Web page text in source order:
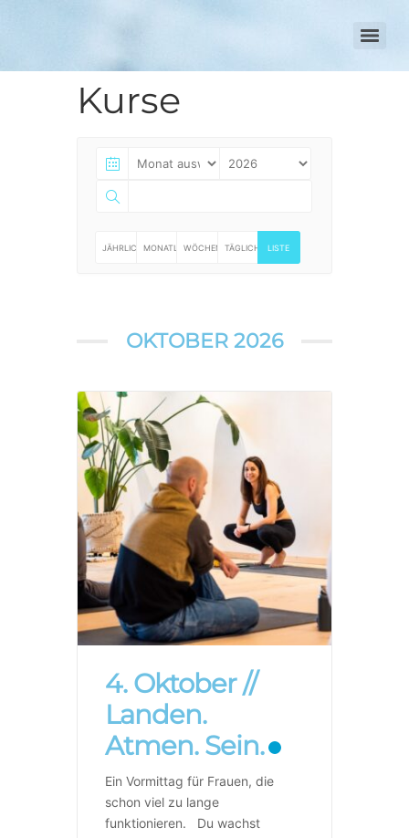
Kurse
JÄHRLICH MONATLICHWÖCHENTLICH
TÄGLICH LISTE
OKTOBER 2026
4. Oktober //
Landen.
Atmen. Sein.
Ein Vormittag für Frauen, die
schon viel zu lange
funktionieren. Du wachst